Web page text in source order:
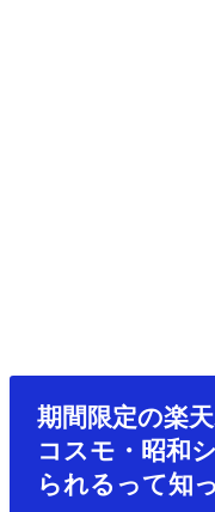
期間限定の楽
コスモ・昭和
られるって知